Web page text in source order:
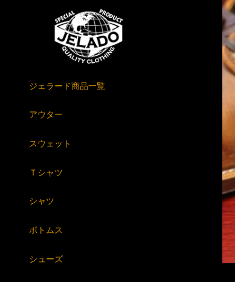
ジェラード商品一覧
アウター
スウェット
Ｔシャツ
シャツ
ボトムス
シューズ